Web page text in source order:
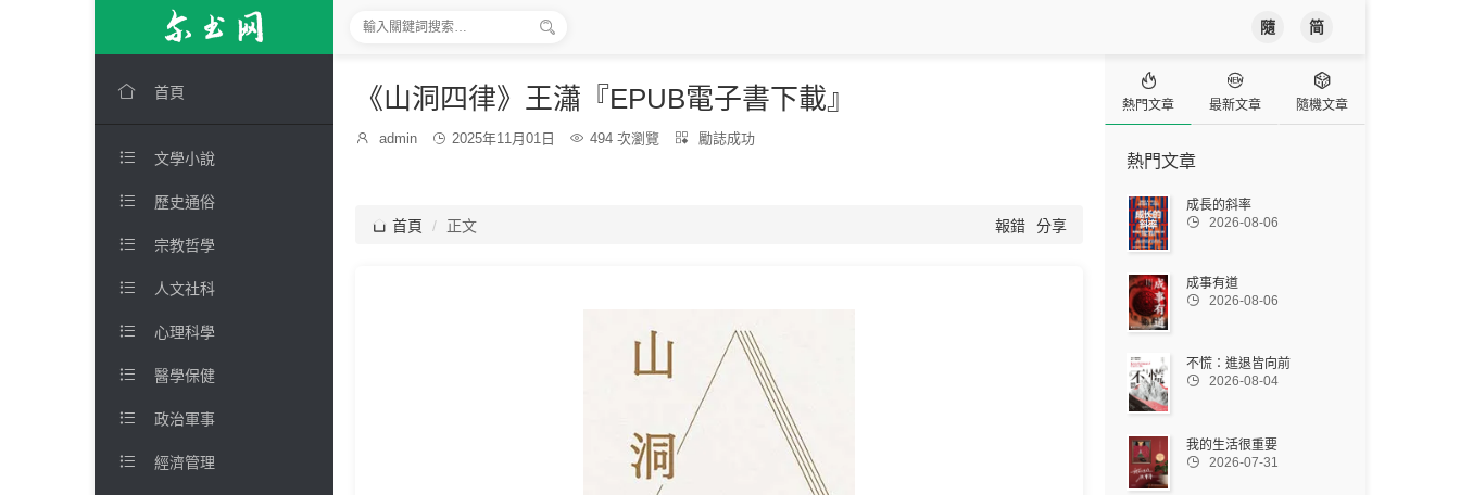
 隨 简
 首頁
 文學小說
 歷史通俗
 宗教哲學
 人文社科
 心理科學
 醫學保健
 政治軍事
 經濟管理
《山洞四律》王瀟『EPUB電子書下載』

博
admin  發
2025年11月01日  494 次瀏覽 
分
勵誌成功
 首頁 正文 報錯 分享

熱門文章

最新文章

隨機文章
熱門文章
成長的斜率
 2026-08-06
成事有道
 2026-08-06
不慌：進退皆向前
 2026-08-04
我的生活很重要
 2026-07-31